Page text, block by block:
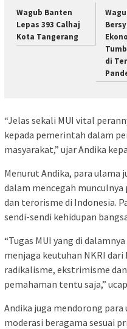
Wagub Banten
Lepas 393 Calhaj
Kota Tangerang
di
“Jelas sekali MUI vital
kepada pemerintah dalam
masyarakat,” ujar Andika
Menurut Andika, para ulama
dalam mencegah
dan terorisme di Indonesia.
sendi-sendi kehidupan
“Tugas MUI yang di
menjaga keutuhan NKRI
radikalisme, ekstrimisme
pemahaman tentu saja,”
Andika juga mendorong
moderasi beragama sesuai